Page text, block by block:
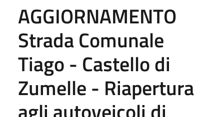
AGGIORNAMENTO
Strada Comunale
Tiago - Castello di
Zumelle - Riapertura